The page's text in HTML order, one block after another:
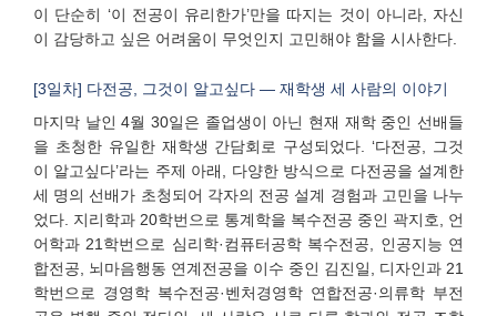
이 단순히 ‘이 전공이 유리한가’만을 따지는 것이 아니라, 자신
이 감당하고 싶은 어려움이 무엇인지 고민해야 함을 시사한다.
[3일차] 다전공, 그것이 알고싶다 — 재학생 세 사람의 이야기
마지막 날인 4월 30일은 졸업생이 아닌 현재 재학 중인 선배들
을 초청한 유일한 재학생 간담회로 구성되었다. ‘다전공, 그것
이 알고싶다’라는 주제 아래, 다양한 방식으로 다전공을 설계한
세 명의 선배가 초청되어 각자의 전공 설계 경험과 고민을 나누
었다. 지리학과 20학번으로 통계학을 복수전공 중인 곽지호, 언
어학과 21학번으로 심리학·컴퓨터공학 복수전공, 인공지능 연
합전공, 뇌마음행동 연계전공을 이수 중인 김진일, 디자인과 21
학번으로 경영학 복수전공·벤처경영학 연합전공·의류학 부전